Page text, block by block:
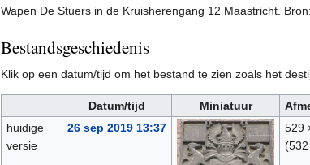
Wapen De Stuers in de Kruisherengang 12 Maastricht.
Bestandsgeschiedenis
Klik op een datum/tijd om het bestand te zien zoals het
Datum/tijd Miniatuur
huidige
versie
26 sep 2019 13:37
529
(532